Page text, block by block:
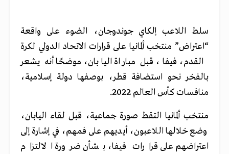
سلط اللاعب إلكاي جوندوجان، الضوء على واقعة
“اعتراض” منتخب ألمانيا على قرارات الاتحاد الدولي لكرة
القدم، فيفا، قبل مباراة اليابان، موضحًا أنه يشعر
بالفخر نحو استضافة قطر، بوصفها دولة إسلامية،
منافسات كأس العالم 2022.
منتخب ألمانيا التقط صورة جماعية، قبل لقاء اليابان،
وضع خلالها اللاعبون، أيديهم على فمهم، في إشارة إلى
اعتراضهم على قرارات فيفا، بشأن ضرورة الالتزام